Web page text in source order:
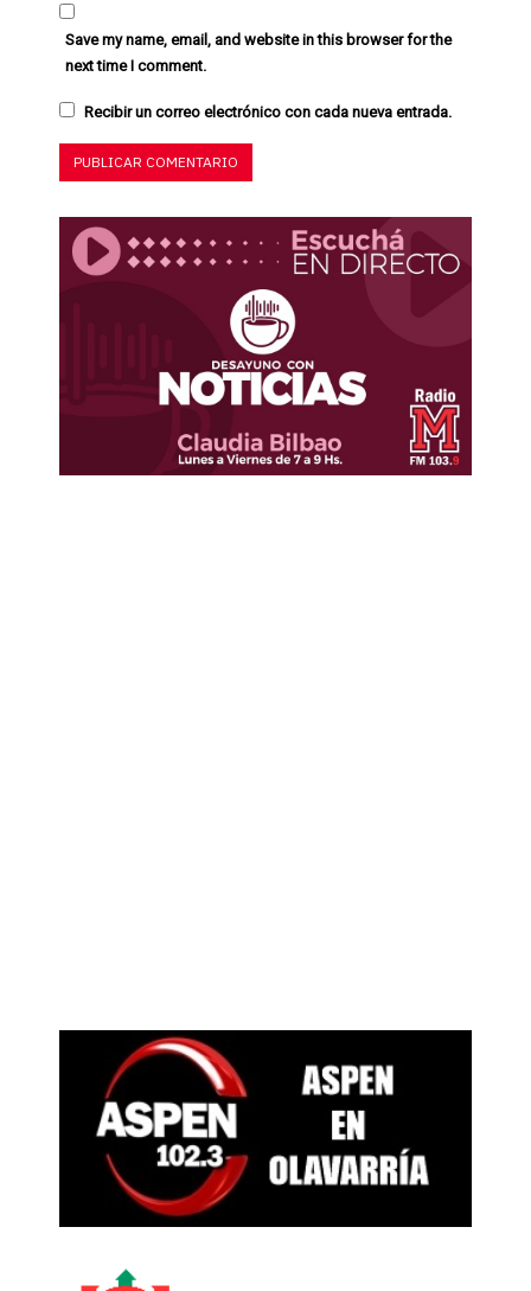
Save my name, email, and website in this browser for the
next time I comment.
Recibir un correo electrónico con cada nueva entrada.